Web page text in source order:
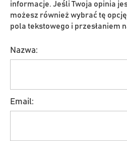
informacje. Jeśli Twoja opinia
możesz również wybrać tę
pola tekstowego i przesłaniem
Nazwa:
Email: